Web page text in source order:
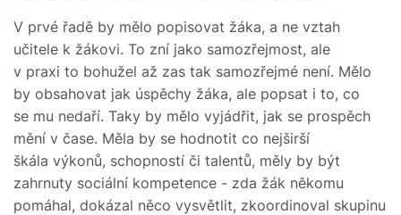
V prvé řadě by mělo popisovat žáka, a ne vztah
učitele k žákovi. To zní jako samozřejmost, ale
v praxi to bohužel až zas tak samozřejmé není. Mělo
by obsahovat jak úspěchy žáka, ale popsat i to, co
se mu nedaří. Taky by mělo vyjádřit, jak se prospěch
mění v čase. Měla by se hodnotit co nejširší
škála výkonů, schopností či talentů, měly by být
zahrnuty sociální kompetence - zda žák někomu
pomáhal, dokázal něco vysvětlit, zkoordinoval skupinu